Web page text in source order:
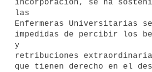
incorporación, se ha
las
Enfermeras Universitarias
impedidas de percibir los
y
retribuciones
que tienen derecho en el